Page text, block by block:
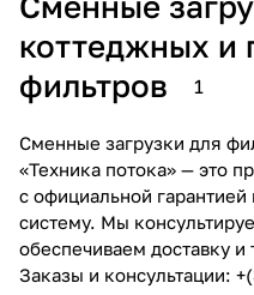
коттеджных
фильтров
1
Сменные загрузки для
«Техника потока» — это
с официальной
систему. Мы
обеспечиваем доставку
Заказы и консультации: